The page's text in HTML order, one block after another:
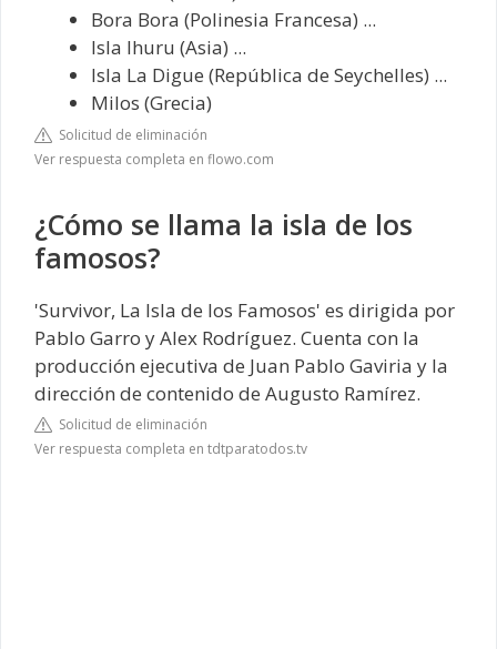
Bora Bora (Polinesia Francesa) ...
Isla Ihuru (Asia) ...
Isla La Digue (República de Seychelles) ...
Milos (Grecia)
Solicitud de eliminación
Ver respuesta completa en flowo.com
¿Cómo se llama la isla de los
famosos?
'Survivor, La Isla de los Famosos' es dirigida por
Pablo Garro y Alex Rodríguez. Cuenta con la
producción ejecutiva de Juan Pablo Gaviria y la
dirección de contenido de Augusto Ramírez.
Solicitud de eliminación
Ver respuesta completa en tdtparatodos.tv